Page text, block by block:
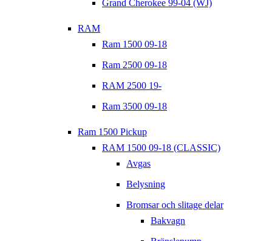
Grand Cherokee 99-04 (WJ)
RAM
Ram 1500 09-18
Ram 2500 09-18
RAM 2500 19-
Ram 3500 09-18
Ram 1500 Pickup
RAM 1500 09-18 (CLASSIC)
Avgas
Belysning
Bromsar och slitage delar
Bakvagn